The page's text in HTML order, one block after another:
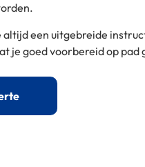
een uitgebreide
je goed voorbereid op pad